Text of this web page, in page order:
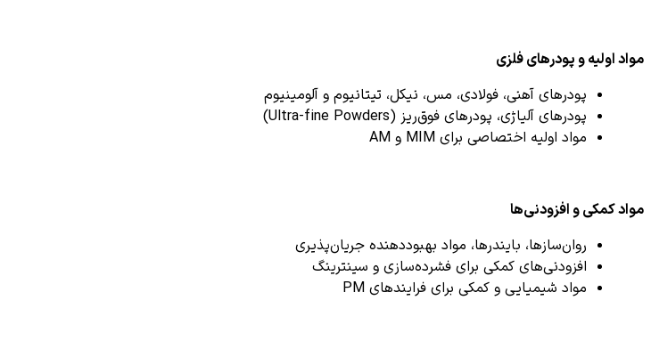
مواد اولیه و پودرهای فلزی
پودرهای آهنی، فولادی، مس، نیکل، تیتانیوم و آلومینیوم
پودرهای آلیاژی، پودرهای فوق‌ریز (Ultra-fine Powders)
مواد اولیه اختصاصی برای MIM و AM
مواد کمکی و افزودنی‌ها
روان‌سازها، بایندرها، مواد بهبوددهنده جریان‌پذیری
افزودنی‌های کمکی برای فشرده‌سازی و سینترینگ
مواد شیمیایی و کمکی برای فرایندهای PM